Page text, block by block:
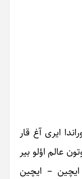
ایری آغ قار
عالم اؤلو بیر
ایچین – ایچین